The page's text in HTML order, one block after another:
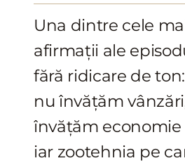
Una dintre cele
afirmații ale
fără ridicare de
nu învățăm
învățăm economie
iar zootehnia pe